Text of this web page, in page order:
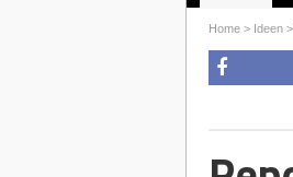
Home> Ideen>